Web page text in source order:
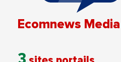
Ecomnews Media